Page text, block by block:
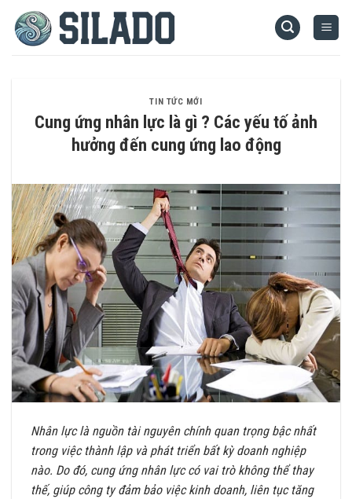
content
TIN TỨC MỚI
Cung ứng nhân lực là gì ? Các yếu tố ảnh
hưởng đến cung ứng lao động
Nhân lực là nguồn tài nguyên chính quan trọng bậc nhất
trong việc thành lập và phát triển bất kỳ doanh nghiệp
nào. Do đó, cung ứng nhân lực có vai trò không thể thay
thế, giúp công ty đảm bảo việc kinh doanh, liên tục tăng